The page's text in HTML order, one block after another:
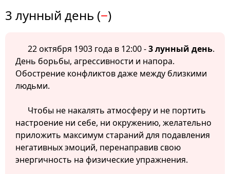
3 лунный день (−)
22 октября 1903 года в 12:00 -3 лунный день.
День борьбы, агрессивности и напора.
Обострение конфликтов даже между близкими
людьми.
Чтобы не накалять атмосферу и не портить
настроение ни себе, ни окружению, желательно
приложить максимум стараний для подавления
негативных эмоций, перенаправив свою
энергичность на физические упражнения.